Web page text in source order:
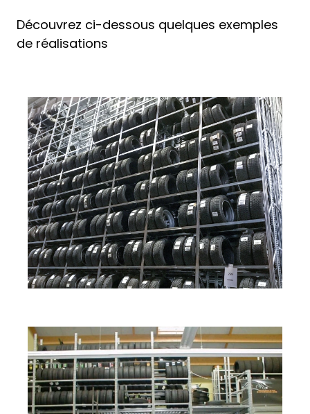
Découvrez ci-dessous quelques exemples
de réalisations